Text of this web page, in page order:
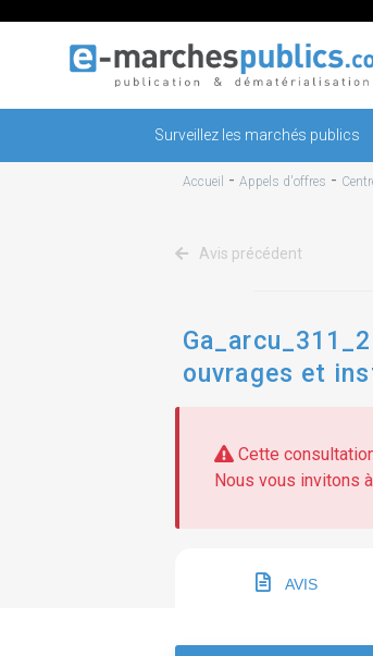
Surveillez les marchés publics
Accueil - Appels d'offres -
Avis précédent
ouvrages et
Cette
Nous vous invitons
AVIS